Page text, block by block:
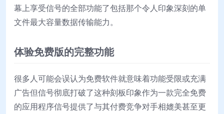
幕上享受信号的全部功能了包括那个令人印象深刻的单
文件最大容量数据传输能力。
体验免费版的完整功能
很多人可能会误认为免费软件就意味着功能受限或充满
广告但信号彻底打破了这种刻板印象作为一款完全免费
的应用程序信号提供了与其付费竞争对手相媲美甚至更